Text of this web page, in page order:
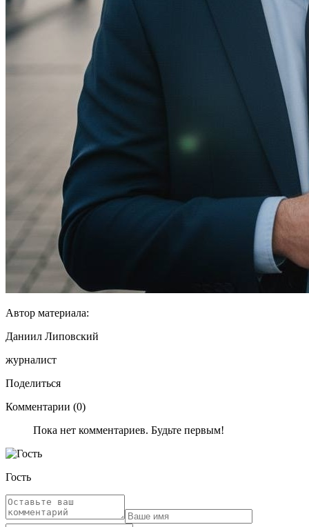
Автор материала:
Даниил Липовский
журналист
Поделиться
Комментарии (0)
Пока нет комментариев. Будьте первым!
Гость